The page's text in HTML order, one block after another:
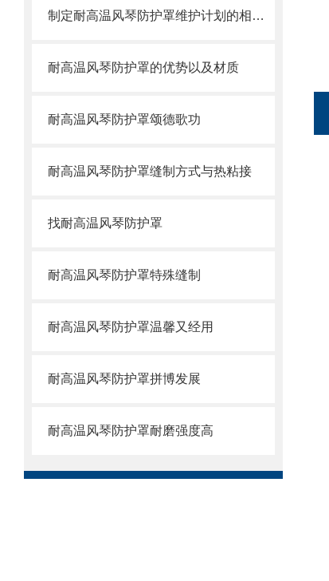
制定耐高温风琴防护罩维护计划的相关策略
耐高温风琴防护罩的优势以及材质
耐高温风琴防护罩颂德歌功
耐高温风琴防护罩缝制方式与热粘接
找耐高温风琴防护罩
耐高温风琴防护罩特殊缝制
耐高温风琴防护罩温馨又经用
耐高温风琴防护罩拼博发展
耐高温风琴防护罩耐磨强度高